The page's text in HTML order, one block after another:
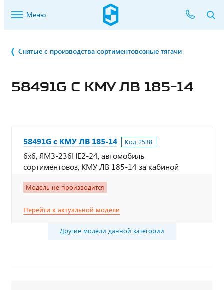
Меню
Снятые с производства сортиментовозные тягачи
58491G С КМУ ЛВ 185-14
58491G с КМУ ЛВ 185-14 Код:2538
6х6, ЯМЗ-236НЕ2-24, автомобиль
сортиментовоз, КМУ ЛВ 185-14 за кабиной
Модель не производится
Перейти к актуальной модели
Другие модели данной категории